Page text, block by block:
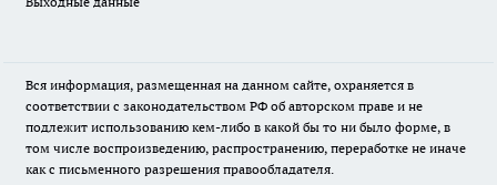
Вся информация, размещенная на данном сайте, охраняется в
соответствии с законодательством РФ об авторском праве и не
подлежит использованию кем-либо в какой бы то ни было форме, в
том числе воспроизведению, распространению, переработке не иначе
как с письменного разрешения правообладателя.